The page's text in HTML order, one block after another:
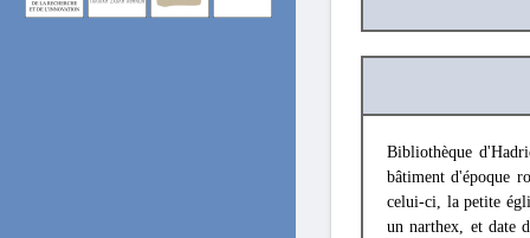
Bibliothèque
bâtiment d'époque
celui-ci, la petite
un narthex, et date